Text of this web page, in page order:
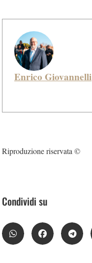
Enrico Giovannelli
Riproduzione riservata ©
Condividi su